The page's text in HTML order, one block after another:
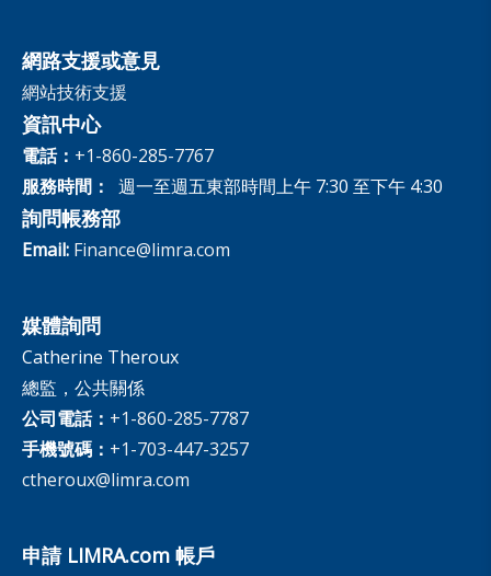
網路支援或意見
網站技術支援
資訊中心
電話： +1-860-285-7767
服務時間：
週一至週五東部時間上午 7:30 至下午 4:30
詢問帳務部
Email: Finance@limra.com
媒體詢問
Catherine Theroux
總監，公共關係
公司電話： +1-860-285-7787
手機號碼： +1-703-447-3257
ctheroux@limra.com
申請 LIMRA.com 帳戶